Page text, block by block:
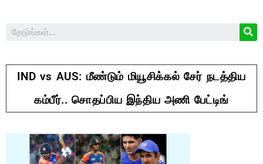
IND vs AUS: மீண்டும் மியூசிக்கல் சேர் நடத்திய
கம்பீர்.. சொதப்பிய இந்திய அணி பேட்டிங்